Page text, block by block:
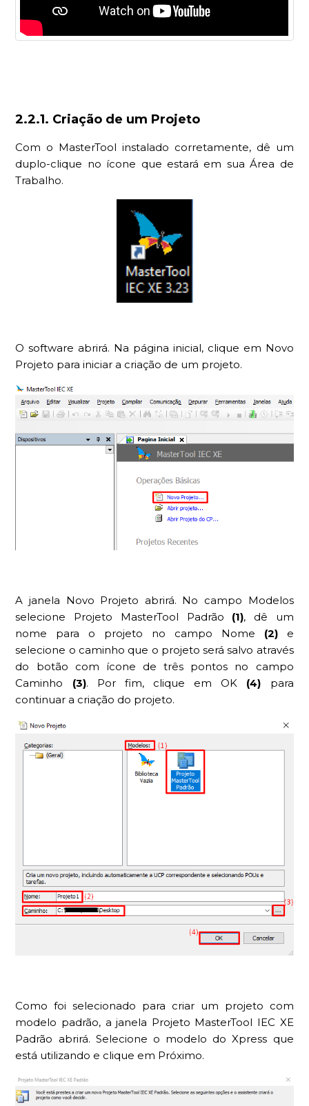
2.2.1. Criação de um Projeto
Com o MasterTool instalado corretamente, dê um
duplo-clique no ícone que estará em sua Área de
Trabalho.
O software abrirá. Na página inicial, clique em Novo
Projeto para iniciar a criação de um projeto.
A janela Novo Projeto abrirá. No campo Modelos
selecione Projeto MasterTool Padrão (1), dê um
nome para o projeto no campo Nome (2)e
selecione o caminho que o projeto será salvo através
do botão com ícone de três pontos no campo
Caminho (3). Por fim, clique em OK (4) para
continuar a criação do projeto.
Como foi selecionado para criar um projeto com
modelo padrão, a janela Projeto MasterTool IEC XE
Padrão abrirá. Selecione o modelo do Xpress que
está utilizando e clique em Próximo.